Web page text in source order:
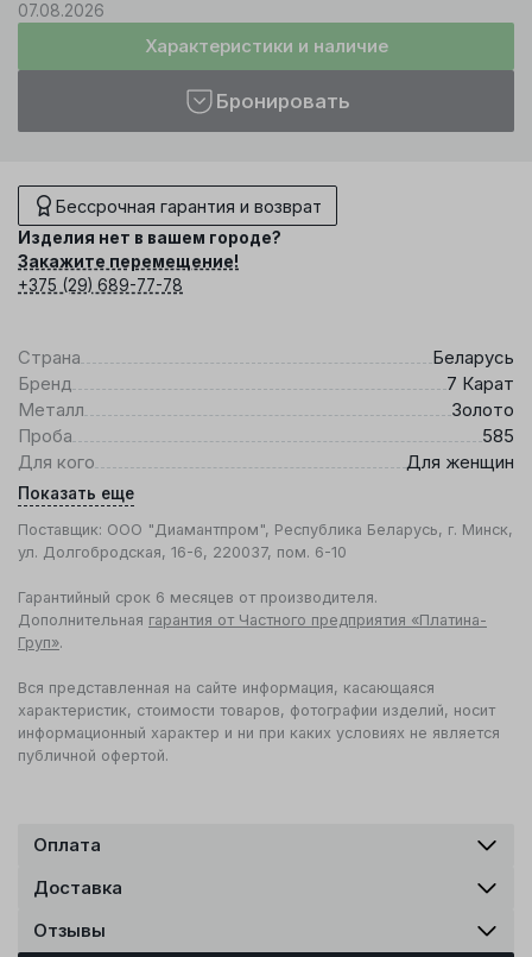
07.08.2026
Характеристики и наличие
Бронировать
Бессрочная гарантия и возврат
Изделия нет в вашем городе?
Закажите перемещение!
+375 (29) 689-77-78
Страна
Беларусь
Бренд
7 Карат
Металл
Золото
Проба
585
Для кого
Для женщин
Показать еще
Поставщик: ООО "Диамантпром", Республика Беларусь, г. Минск,
ул. Долгобродская, 16-6, 220037, пом. 6-10
Гарантийный срок 6 месяцев от производителя.
Дополнительная гарантия от Частного предприятия «Платина-
Груп».
Вся представленная на сайте информация, касающаяся
характеристик, стоимости товаров, фотографии изделий, носит
информационный характер и ни при каких условиях не является
публичной офертой.
Оплата
Доставка
Отзывы